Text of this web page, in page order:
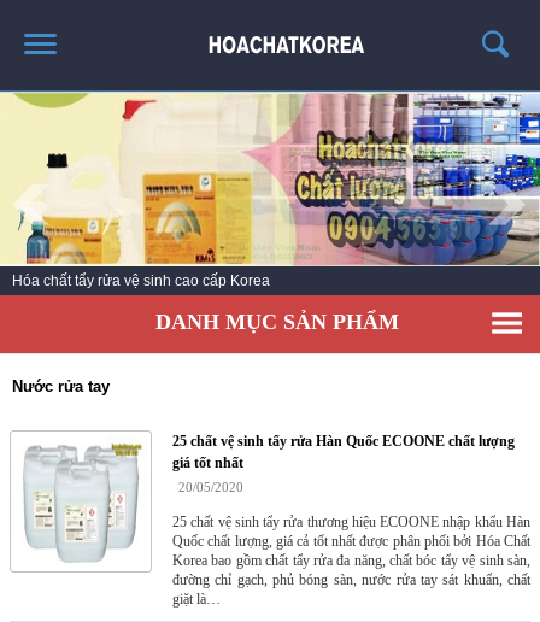
TRANG CHỦ
GIỚI THIỆU
THÔNG TIN SẢN PHẨM
TIN TỨC
LIÊN HỆ
Hóa chất tẩy rửa vệ sinh cao cấp Korea
DANH MỤC SẢN PHẨM
Nước rửa tay
25 chất vệ sinh tẩy rửa Hàn Quốc ECOONE chất lượng
giá tốt nhất
20/05/2020
25 chất vệ sinh tẩy rửa thương hiệu ECOONE nhập khẩu Hàn
Quốc chất lượng, giá cả tốt nhất được phân phối bởi Hóa Chất
Korea bao gồm chất tẩy rửa đa năng, chất bóc tẩy vệ sinh sàn,
đường chỉ gạch, phủ bóng sàn, nước rửa tay sát khuẩn, chất
giặt là…